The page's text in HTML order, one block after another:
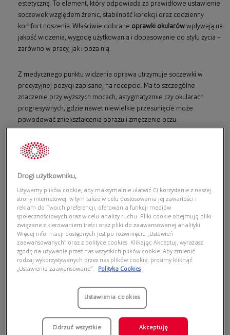
estetyczną. To element, który odpowiada za prawidłowe ustawienie
soczewek względem źrenic, stabilność korekcji oraz codzienny
komfort noszenia. Właściwie dobrane oprawki okularów wpływają na
jakość widzenia, wygodę użytkowania i dopasowanie do stylu życia –
zarówno w pracy, jak i poza nią.
Z medycznego punktu widzenia oprawa utrzymuje soczewki w
precyzyjnej pozycji zapisanej na recepcie. Ma to szczególne
znaczenie przy wyższych mocach, astygmatyzmie czy okularach
progresywnych, gdzie nawet niewielkie przesunięcie może
powodować zniekształcenia obrazu i zmęczenie oczu.
Równie istotny jest komfort: odpowiedni mostek, długość zauszników
i właściwa regulacja sprawiają, że
elementem wizerunku, który może podkreślać rysy twarzy i charakter
stylizacji.
W ofercie dostępne są oprawki damskie, męskie i dziecięce w
różnych rozmiarach oraz kształtach, co pozwala dopasować model
do indywidualnych potrzeb i rodzaju korekcji.
Rodzaje i materiały oprawek do okularów
Oprawki różnią się konstrukcją i materiałem wykonania. Do
najpopularniejszych należą:
oprawki pełne– otaczają soczewkę na całym obwodzie,
Drogi użytkowniku,
Używamy plików cookie, aby maksymalnie ułatwić Ci korzystanie z naszej
strony internetowej, w tym także w celu dostosowania jej zawartości i
reklam do Twoich preferencji, oferowania funkcji mediów
społecznościowych oraz w celu analizy ruchu. Pliki cookie obejmują pliki
związane z kierowaniem treści oraz pliki do zaawansowanej analityki.
Więcej informacji dostępnych jest po rozwinięciu „Ustawień
zaawansowanych” oraz z polityce cookies. Klikając Akceptuj, wyrażasz
zgodę na używanie przez nas wszystkich plików cookie. Aby zmienić
rodzaj wykorzystywanych przez nas plików cookie, prosimy kliknąć
„Ustawienia zaawansowane”.
Polityka Cookies
Ustawienia cookies
Odrzuć wszystkie Akceptuję